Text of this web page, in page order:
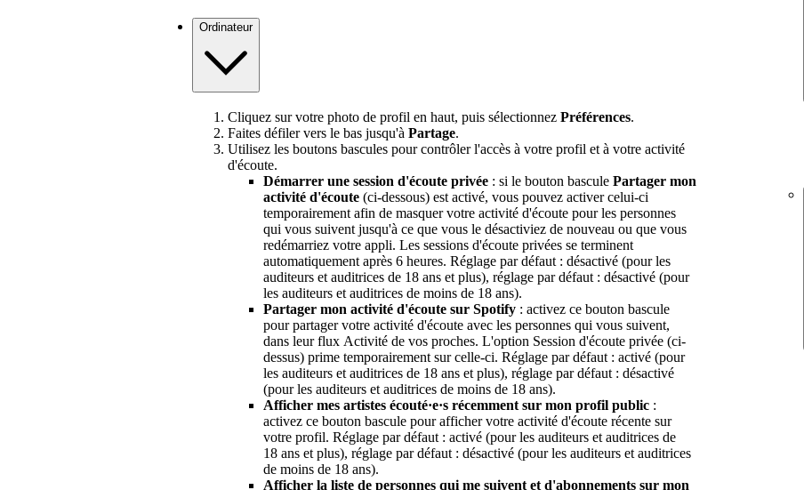
Ordinateur
Cliquez sur votre photo de profil en haut, puis sélectionnez Préférences.
Faites défiler vers le bas jusqu'à Partage.
Utilisez les boutons bascules pour contrôler l'accès à votre profil et à votre activité
d'écoute.
Démarrer une session d'écoute privée : si le bouton bascule Partager mon
activité d'écoute (ci-dessous) est activé, vous pouvez activer celui-ci
temporairement afin de masquer votre activité d'écoute pour les personnes
qui vous suivent jusqu'à ce que vous le désactiviez de nouveau ou que vous
redémarriez votre appli. Les sessions d'écoute privées se terminent
automatiquement après 6 heures. Réglage par défaut : désactivé (pour les
auditeurs et auditrices de 18 ans et plus), réglage par défaut : désactivé (pour
les auditeurs et auditrices de moins de 18 ans).
Partager mon activité d'écoute sur Spotify : activez ce bouton bascule
pour partager votre activité d'écoute avec les personnes qui vous suivent,
dans leur flux Activité de vos proches. L'option Session d'écoute privée (ci-
dessus) prime temporairement sur celle-ci. Réglage par défaut : activé (pour
les auditeurs et auditrices de 18 ans et plus), réglage par défaut : désactivé
(pour les auditeurs et auditrices de moins de 18 ans).
Afficher mes artistes écouté·e·s récemment sur mon profil public :
activez ce bouton bascule pour afficher votre activité d'écoute récente sur
votre profil. Réglage par défaut : activé (pour les auditeurs et auditrices de
18 ans et plus), réglage par défaut : désactivé (pour les auditeurs et auditrices
de moins de 18 ans).
Afficher la liste de personnes qui me suivent et d'abonnements sur mon